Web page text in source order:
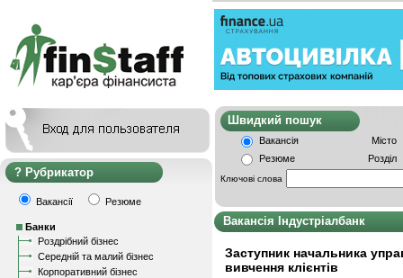
Рубрикатор
Вакансії Резюме
Банки
Роздрібний бізнес
Середній та малий бізнес
Корпоративний бізнес
Швидкий
Вакансія
Місто
Резюме
Розділ
Ключові слова
Вакансія Індустріалбанк
Заступник начальника
вивчення клієнтів